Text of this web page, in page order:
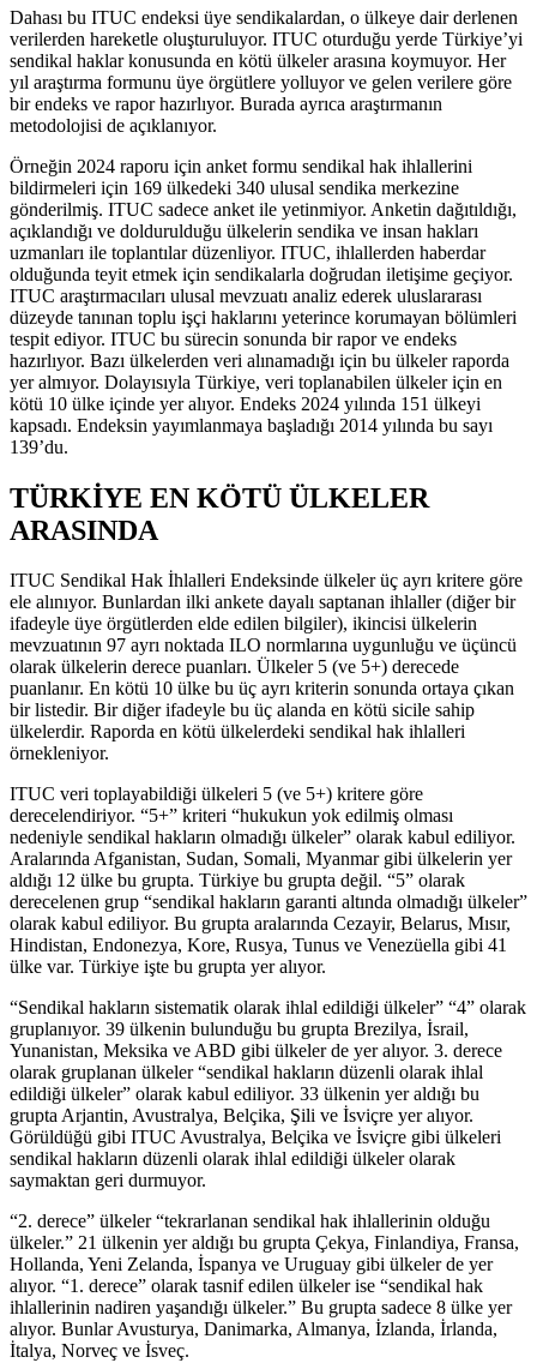
Dahası bu ITUC endeksi üye sendikalardan, o ülkeye dair derlenen
verilerden hareketle oluşturuluyor. ITUC oturduğu yerde Türkiye’yi
sendikal haklar konusunda en kötü ülkeler arasına koymuyor. Her
yıl araştırma formunu üye örgütlere yolluyor ve gelen verilere göre
bir endeks ve rapor hazırlıyor. Burada ayrıca araştırmanın
metodolojisi de açıklanıyor.
Örneğin 2024 raporu için anket formu sendikal hak ihlallerini
bildirmeleri için 169 ülkedeki 340 ulusal sendika merkezine
gönderilmiş. ITUC sadece anket ile yetinmiyor. Anketin dağıtıldığı,
açıklandığı ve doldurulduğu ülkelerin sendika ve insan hakları
uzmanları ile toplantılar düzenliyor. ITUC, ihlallerden haberdar
olduğunda teyit etmek için sendikalarla doğrudan iletişime geçiyor.
ITUC araştırmacıları ulusal mevzuatı analiz ederek uluslararası
düzeyde tanınan toplu işçi haklarını yeterince korumayan bölümleri
tespit ediyor. ITUC bu sürecin sonunda bir rapor ve endeks
hazırlıyor. Bazı ülkelerden veri alınamadığı için bu ülkeler raporda
yer almıyor. Dolayısıyla Türkiye, veri toplanabilen ülkeler için en
kötü 10 ülke içinde yer alıyor. Endeks 2024 yılında 151 ülkeyi
kapsadı. Endeksin yayımlanmaya başladığı 2014 yılında bu sayı
139’du.
TÜRKİYE EN KÖTÜ ÜLKELER
ARASINDA
ITUC Sendikal Hak İhlalleri Endeksinde ülkeler üç ayrı kritere göre
ele alınıyor. Bunlardan ilki ankete dayalı saptanan ihlaller (diğer bir
ifadeyle üye örgütlerden elde edilen bilgiler), ikincisi ülkelerin
mevzuatının 97 ayrı noktada ILO normlarına uygunluğu ve üçüncü
olarak ülkelerin derece puanları. Ülkeler 5 (ve 5+) derecede
puanlanır. En kötü 10 ülke bu üç ayrı kriterin sonunda ortaya çıkan
bir listedir. Bir diğer ifadeyle bu üç alanda en kötü sicile sahip
ülkelerdir. Raporda en kötü ülkelerdeki sendikal hak ihlalleri
örnekleniyor.
ITUC veri toplayabildiği ülkeleri 5 (ve 5+) kritere göre
derecelendiriyor. “5+” kriteri “hukukun yok edilmiş olması
nedeniyle sendikal hakların olmadığı ülkeler” olarak kabul ediliyor.
Aralarında Afganistan, Sudan, Somali, Myanmar gibi ülkelerin yer
aldığı 12 ülke bu grupta. Türkiye bu grupta değil. “5” olarak
derecelenen grup “sendikal hakların garanti altında olmadığı ülkeler”
olarak kabul ediliyor. Bu grupta aralarında Cezayir, Belarus, Mısır,
Hindistan, Endonezya, Kore, Rusya, Tunus ve Venezüella gibi 41
ülke var. Türkiye işte bu grupta yer alıyor.
“Sendikal hakların sistematik olarak ihlal edildiği ülkeler” “4” olarak
gruplanıyor. 39 ülkenin bulunduğu bu grupta Brezilya, İsrail,
Yunanistan, Meksika ve ABD gibi ülkeler de yer alıyor. 3. derece
olarak gruplanan ülkeler “sendikal hakların düzenli olarak ihlal
edildiği ülkeler” olarak kabul ediliyor. 33 ülkenin yer aldığı bu
grupta Arjantin, Avustralya, Belçika, Şili ve İsviçre yer alıyor.
Görüldüğü gibi ITUC Avustralya, Belçika ve İsviçre gibi ülkeleri
sendikal hakların düzenli olarak ihlal edildiği ülkeler olarak
saymaktan geri durmuyor.
“2. derece” ülkeler “tekrarlanan sendikal hak ihlallerinin olduğu
ülkeler.” 21 ülkenin yer aldığı bu grupta Çekya, Finlandiya, Fransa,
Hollanda, Yeni Zelanda, İspanya ve Uruguay gibi ülkeler de yer
alıyor. “1. derece” olarak tasnif edilen ülkeler ise “sendikal hak
ihlallerinin nadiren yaşandığı ülkeler.” Bu grupta sadece 8 ülke yer
alıyor. Bunlar Avusturya, Danimarka, Almanya, İzlanda, İrlanda,
İtalya, Norveç ve İsveç.